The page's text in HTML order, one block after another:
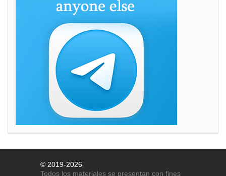
© 2019-2026
Todos los materiales se presentan con fines